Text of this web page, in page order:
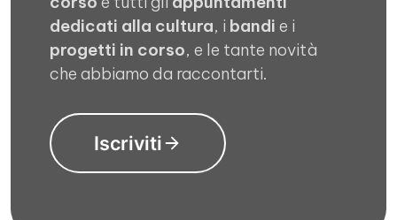
dedicati alla cultura, i bandi e i
progetti in corso, e le tante novità
che abbiamo da raccontarti.
Iscriviti